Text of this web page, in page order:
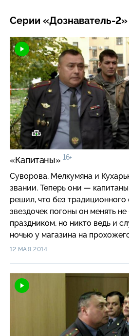
Серии «Дознаватель-2»
«Капитаны» 16+
Суворова, Мелкумяна и
звании. Теперь они —
решил, что без
звездочек погоны он менять
праздником, но никто ведь и
ночью у магазина на
они избили мужчину и забрали
пострадавший отказался
12 МАЯ 2014